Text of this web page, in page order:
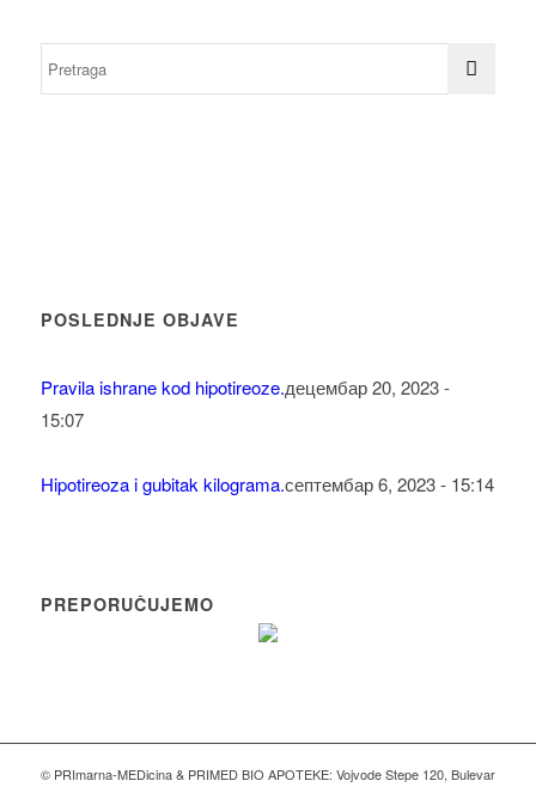
POSLEDNJE OBJAVE
Pravila ishrane kod hipotireoze.децембар 20, 2023 -
15:07
Hipotireoza i gubitak kilograma.септембар 6, 2023 - 15:14
PREPORUČUJEMO
© PRImarna-MEDicina & PRIMED BIO APOTEKE: Vojvode Stepe 120, Bulevar